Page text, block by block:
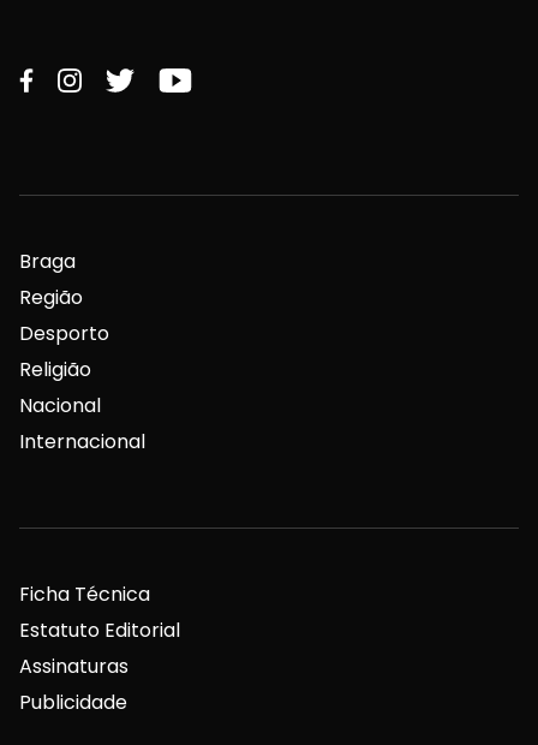
Braga
Região
Desporto
Religião
Nacional
Internacional
Ficha Técnica
Estatuto Editorial
Assinaturas
Publicidade